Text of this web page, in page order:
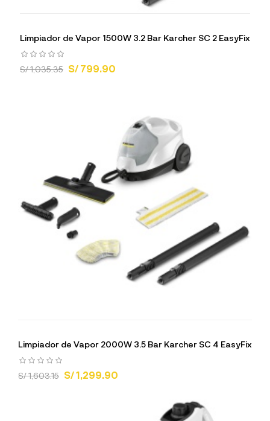
Limpiador de Vapor 1500W 3.2 Bar Karcher SC 2 EasyFix
S/ 1,035.35 S/ 799.90
Limpiador de Vapor 2000W 3.5 Bar Karcher SC 4 EasyFix
S/ 1,603.15 S/ 1,299.90